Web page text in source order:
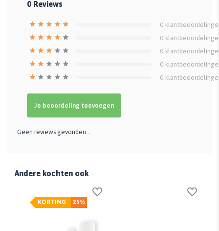
0 Reviews
0
0
0
0
0
Je beoordeling toevoegen
Geen reviews gevonden...
Andere kochten ook
25%
KORTING